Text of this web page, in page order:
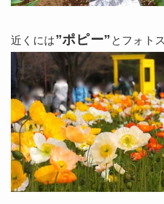
近くには”ポピー” とフォト